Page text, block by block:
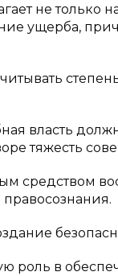
не только
ущерба,
власть
тяжесть
средством
роль в